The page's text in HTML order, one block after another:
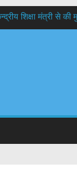
शिक्षा मंत्री से की